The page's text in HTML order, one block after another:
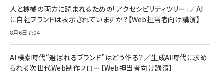
組織の成果を最大化する ルールのデザイン
￥1,980
Amazonランキングをもっと見る
技術基準適合】ブラック
￥5,990
ケーブル Anker絡まないケーブル 240W 結束バン
ド付き USB PD対応 シリコン素材採用 iPhone
17 / 16 / 15 / Galaxy iPad Pro MacBook
Pro/Air 各種対応 (1.8m ミッドナイトブラック)
￥1,890
サッポロ 生ビール 黒ラベル 350ml 缶 24本 ビー
ル ケース買い【6/30応募〆切! 黒ラベルビヤセラー
￥4,857
人と機械の両方に読まれるための「アクセシビリティツリー」／AI
に自社ブランドは表示されていますか？【Web担当者向け講演】
8月6日 7:04
AI検索時代“選ばれるブランド”はどう作る？／生成AI時代に求め
られる次世代Web制作フロー【Web担当者向け講演】